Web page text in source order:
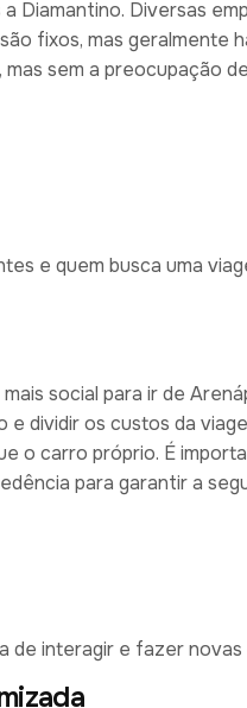
Diamantino. Diversas
fixos, mas geralmente
sem a preocupação
e quem busca uma
social para ir de
dividir os custos da
o carro próprio. É
para garantir a
de interagir e fazer